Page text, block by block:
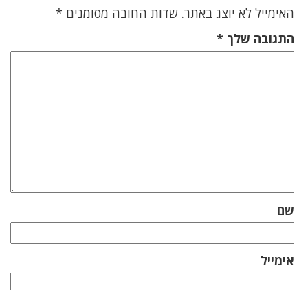
האימייל לא יוצג באתר. שדות החובה מסומנים *
התגובה שלך *
שם
אימייל